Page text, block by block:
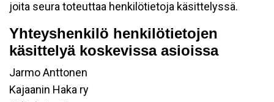
joita seura toteuttaa henkilötietoja käsittelyssä.
Yhteyshenkilö henkilötietojen
käsittelyä koskevissa asioissa
Jarmo Anttonen
Kajaanin Haka ry